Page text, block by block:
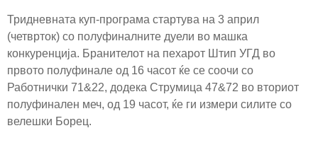
Тридневната куп-програма стартува на 3 април
(четврток) со полуфиналните дуели во машка
конкуренција. Бранителот на пехарот Штип УГД во
првото полуфинале од 16 часот ќе се соочи со
Работнички 71&22, додека Струмица 47&72 во вториот
полуфинален меч, од 19 часот, ќе ги измери силите со
велешки Борец.